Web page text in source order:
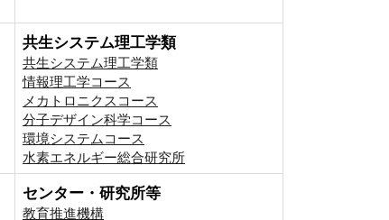
共生システム理工学類
共生システム理工学類
情報理工学コース
メカトロニクスコース
分子デザイン科学コース
環境システムコース
⽔素エネルギー総合研究所
センター・研究所等
教育推進機構